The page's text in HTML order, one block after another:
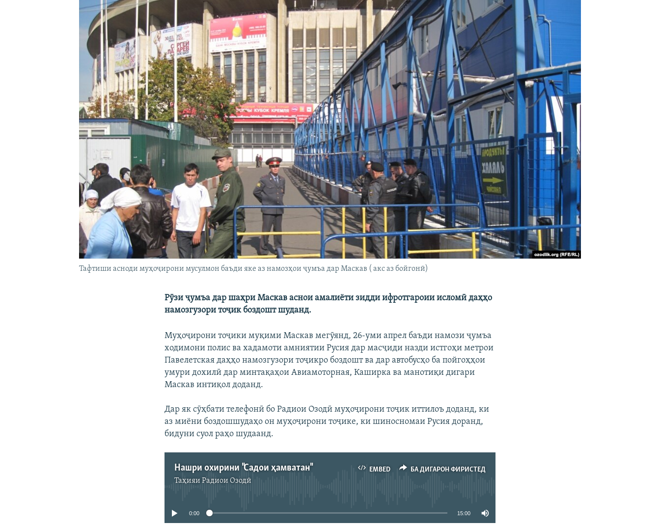
Тафтиши асноди муҳоҷирони мусулмон баъди яке аз намозҳои ҷумъа дар Маскав ( акс аз бойгонӣ)
Рӯзи ҷумъа дар шаҳри Маскав аснои амалиёти зидди ифротгароии исломӣ даҳҳо
намозгузори тоҷик боздошт шуданд.
Муҳоҷирони тоҷики муқими Маскав мегӯянд, 26-уми апрел баъди намози ҷумъа
ходимони полис ва хадамоти амниятии Русия дар масҷиди назди истгоҳи метрои
Павелетская даҳҳо намозгузори тоҷикро боздошт ва дар автобусҳо ба пойгоҳҳои
умури дохилӣ дар минтақаҳои Авиамоторная, Каширка ва манотиқи дигари
Маскав интиқол доданд.
Дар як сӯҳбати телефонӣ бо Радиои Озодӣ муҳоҷирони тоҷик иттилоъ доданд, ки
аз миёни боздошшудаҳо он муҳоҷирони тоҷике, ки шиносномаи Русия доранд,
бидуни суол раҳо шудаанд.
EMBED БА ДИГАРОН ФИРИСТЕД
Нашри охирини "Садои ҳамватан"
ТаҳияиРадиои Озодӣ
0:00 15:00